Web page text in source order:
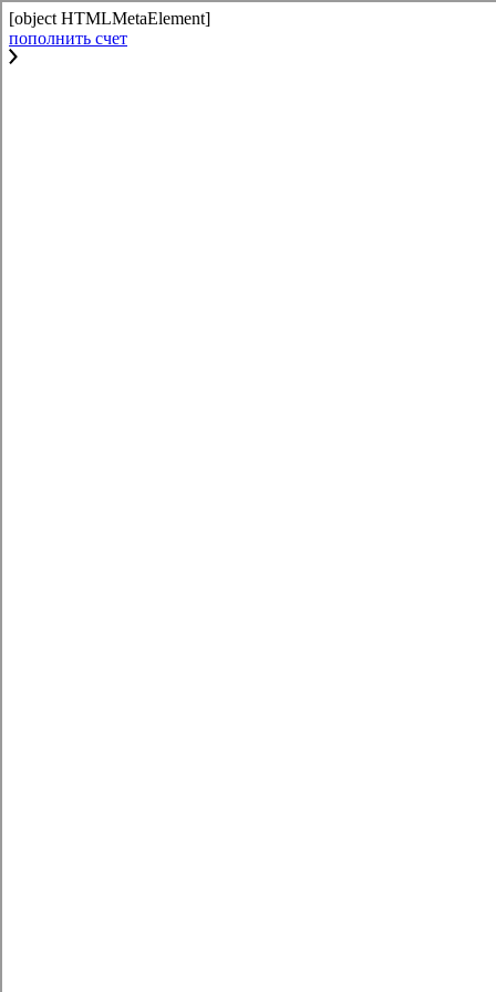
[object HTMLMetaElement]
пополнить счет